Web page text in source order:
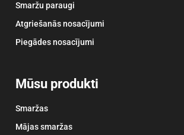
Smaržu paraugi
Atgriešanās nosacījumi
Piegādes nosacījumi
Mūsu produkti
Smaržas
Mājas smaržas